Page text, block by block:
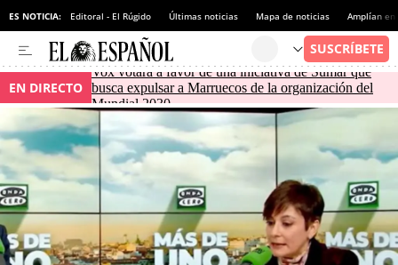
ES NOTICIA: Editoral - El Rúgido Últimas noticias Mapa de noticias Amplían
EN DIRECTO
Vox votará a favor de una iniciativa de Sumar que
busca expulsar a Marruecos de la organización del
Mundial 2030